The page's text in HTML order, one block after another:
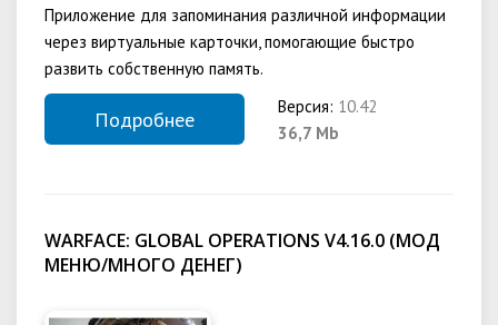
Приложение для запоминания различной информации
через виртуальные карточки, помогающие быстро
развить собственную память.
Подробнее
Версия: 10.42
36,7 Mb
WARFACE: GLOBAL OPERATIONS V4.16.0 (МОД
МЕНЮ/МНОГО ДЕНЕГ)